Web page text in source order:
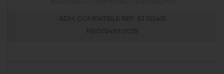
ADH. COMPATIBLE REF. SJ 102451
RB002499.0059